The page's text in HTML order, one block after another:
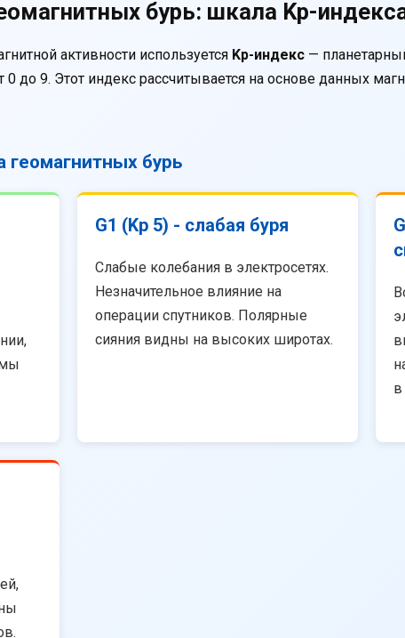
бурь: шкала Kp-
активности используется Kp-индекс —
до 9. Этот индекс рассчитывается на основе данных
бурь
G1 (Kp 5) - слабая буря
Слабые колебания в электросетях.
Незначительное влияние на
операции спутников. Полярные
сияния видны на высоких широтах.